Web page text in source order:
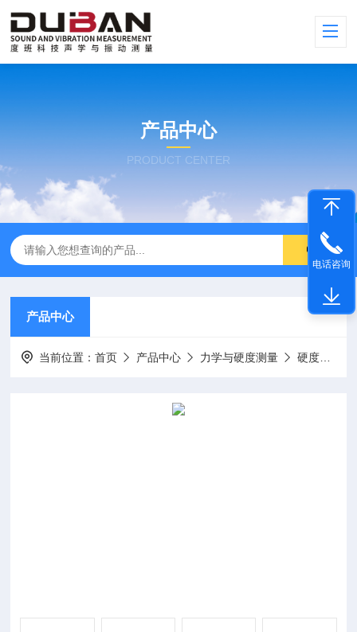
产品中心
PRODUCT CENTER
产品中心
当前位置：首页 产品中心 力学与硬度测量 硬度计
电话咨询